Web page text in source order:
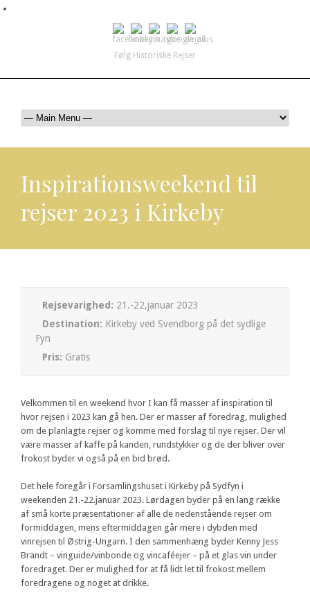
Følg Historiske Rejser
Inspirationsweekend til
rejser 2023 i Kirkeby
Rejsevarighed: 21.-22,januar 2023
Destination: Kirkeby ved Svendborg på det sydlige
Fyn
Pris: Gratis
Velkommen til en weekend hvor I kan få masser af inspiration til
hvor rejsen i 2023 kan gå hen. Der er masser af foredrag, mulighed
om de planlagte rejser og komme med forslag til nye rejser. Der vil
være masser af kaffe på kanden, rundstykker og de der bliver over
frokost byder vi også på en bid brød.
Det hele foregår i Forsamlingshuset i Kirkeby på Sydfyn i
weekenden 21.-22.januar 2023. Lørdagen byder på en lang række
af små korte præsentationer af alle de nedenstående rejser om
formiddagen, mens eftermiddagen går mere i dybden med
vinrejsen til Østrig-Ungarn. I den sammenhæng byder Kenny Jess
Brandt – vinguide/vinbonde og vincaféejer – på et glas vin under
foredraget. Der er mulighed for at få lidt let til frokost mellem
foredragene og noget at drikke.